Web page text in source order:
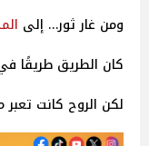
ومن غار ثور… إلى
كان الطريق طريقًا
لكن الروح كانت